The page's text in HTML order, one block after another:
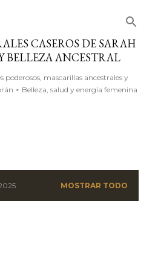
CASEROS DE SARAH
BELLEZA ANCESTRAL
poderosos, mascarillas ancestrales y
⋆ Belleza, salud y energía femenina
MOSTRAR TODO